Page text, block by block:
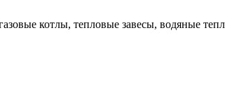
котлы, тепловые завесы, водяные